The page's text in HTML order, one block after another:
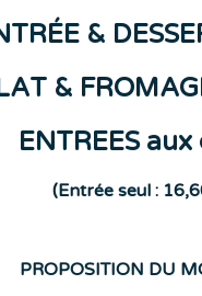
ÉE &
&
ENTREES
(Entrée seul :
PROPOSITION DU